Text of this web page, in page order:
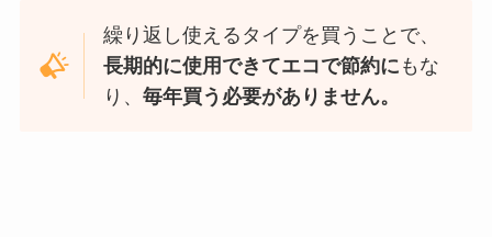
繰り返し使えるタイプを買うことで、
長期的に使用できてエコで節約に もな
り、毎年買う必要がありません。